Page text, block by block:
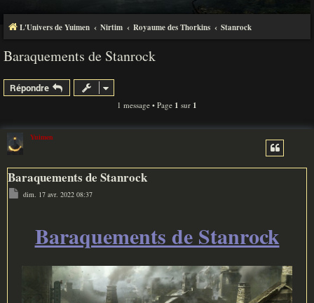
L'Univers de Yuimen Nirtim Royaume des Thorkins Stanrock
Baraquements de Stanrock
Répondre
1 message • Page 1 sur 1
Yuimen
Baraquements de Stanrock
M
e
dim. 17 avr. 2022 08:37
Baraquements de Stanrock